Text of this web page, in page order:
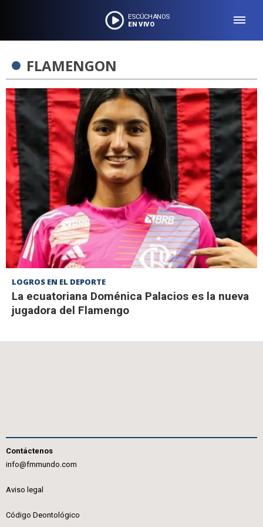
ESCÚCHANOS
EN VIVO
FLAMENGON
LOGROS EN EL DEPORTE
La ecuatoriana Doménica Palacios es la nueva
jugadora del Flamengo
Contáctenos
info@fmmundo.com
Aviso legal
Código Deontológico